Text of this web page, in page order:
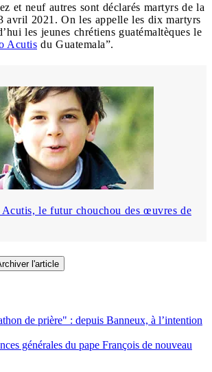
et neuf autres sont déclarés martyrs de la
avril 2021. On les appelle les dix martyrs
les jeunes chrétiens guatémaltèques le
Acutis du Guatemala”.
le futur chouchou des œuvres de
l'article
de prière" : depuis Banneux, à l’intention
générales du pape François de nouveau